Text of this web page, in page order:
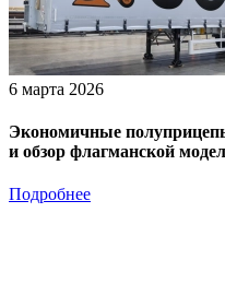
6 марта 2026
Экономичные
и обзор флагманской
Подробнее